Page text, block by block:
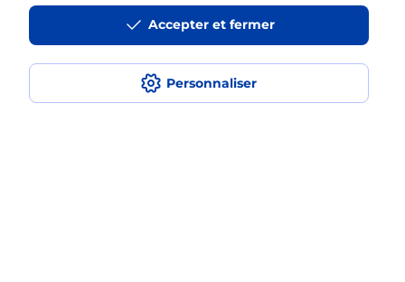
Personnaliser
Accepter et fermer
Quel est le prix d’une numérisation ?